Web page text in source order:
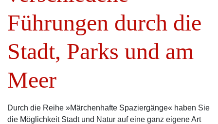
Führungen durch die
Stadt, Parks und am
Meer
Durch die Reihe »Märchenhafte Spaziergänge« haben Sie
die Möglichkeit Stadt und Natur auf eine ganz eigene Art